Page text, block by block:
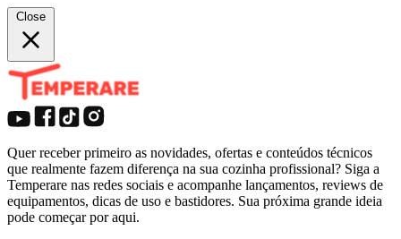
Close
Quer receber primeiro as novidades, ofertas e conteúdos técnicos
que realmente fazem diferença na sua cozinha profissional? Siga a
Temperare nas redes sociais e acompanhe lançamentos, reviews de
equipamentos, dicas de uso e bastidores. Sua próxima grande ideia
pode começar por aqui.